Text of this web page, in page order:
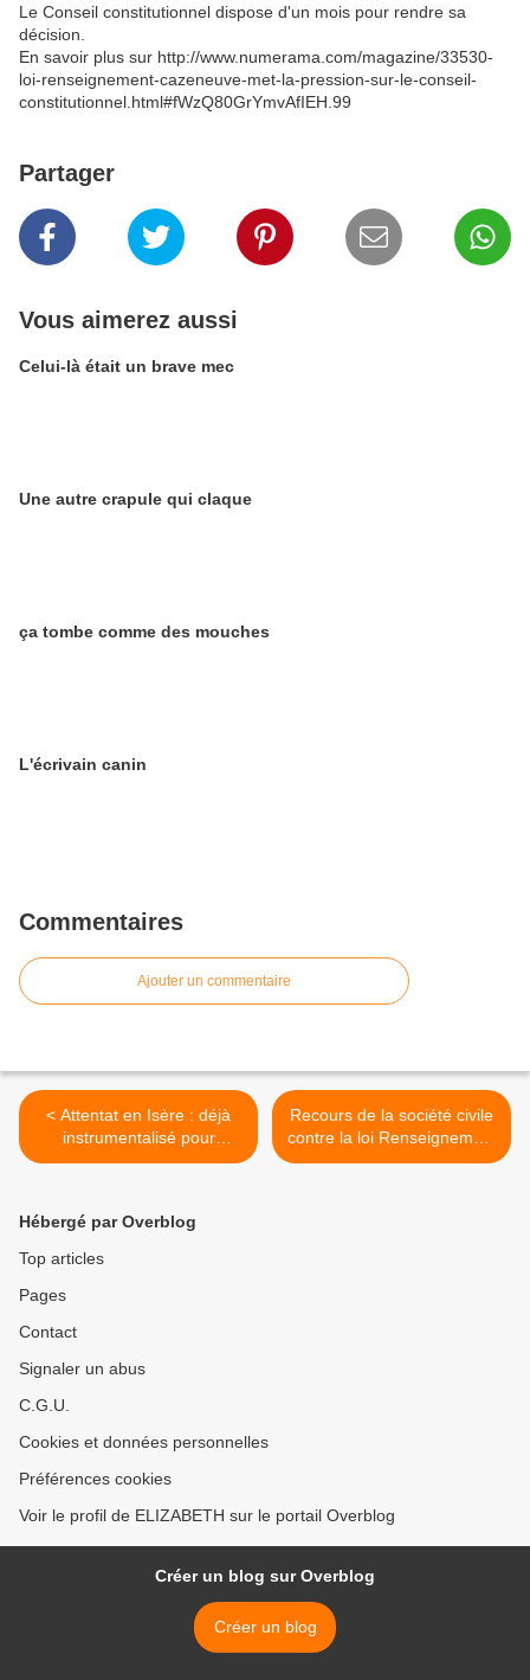
Le Conseil constitutionnel dispose d'un mois pour rendre sa
décision.
En savoir plus sur http://www.numerama.com/magazine/33530-
loi-renseignement-cazeneuve-met-la-pression-sur-le-conseil-
constitutionnel.html#fWzQ80GrYmvAfIEH.99
Partager
Vous aimerez aussi
Celui-là était un brave mec
Une autre crapule qui claque
ça tombe comme des mouches
L'écrivain canin
Commentaires
Ajouter un commentaire
< Attentat en Isère : déjà
instrumentalisé pour
soutenir la surveillance
Recours de la société civile
contre la loi Renseignement
>
Hébergé par Overblog
Top articles
Pages
Contact
Signaler un abus
C.G.U.
Cookies et données personnelles
Préférences cookies
Voir le profil de ELIZABETH sur le portail Overblog
Créer un blog sur Overblog
Créer un blog